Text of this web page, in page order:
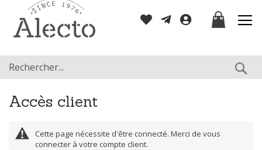
contenu
Mon panier
Accès client
Cette page nécessite d'être connecté. Merci de vous
connecter à votre compte client.